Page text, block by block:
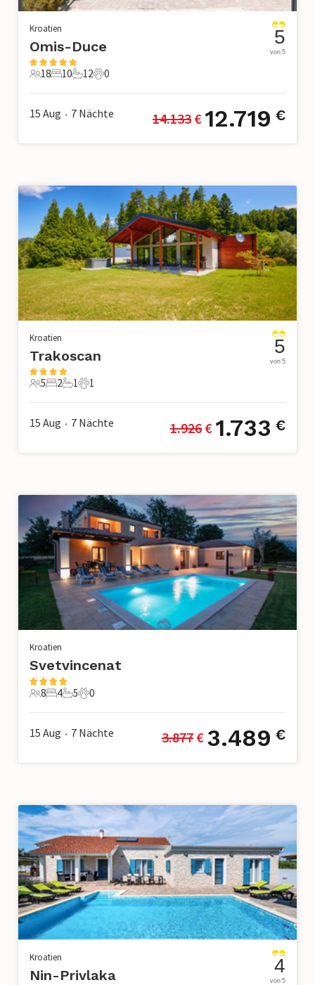
Kroatien
Omis-Duce
18 Gäste
18
10 Schlafzimmer
10
12 Badezimmer
12
0 Haustiere
0
5
von 5
15 Aug • 7 Nächte 14.133 € 12.719 €
Kroatien
Trakoscan
5 Gäste
5
2 Schlafzimmer
2
1 Badezimmer
1
1 Haustier
1
5
von 5
15 Aug • 7 Nächte 1.926 € 1.733 €
Kroatien
Svetvincenat
8 Gäste
8
4 Schlafzimmer
4
5 Badezimmer
5
0 Haustiere
0
15 Aug • 7 Nächte 3.877 € 3.489 €
Kroatien
Nin-Privlaka 4
von 5